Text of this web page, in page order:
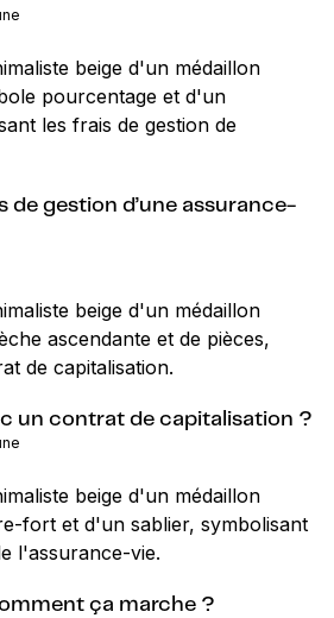
de gestion d’une assurance-
un contrat de capitalisation ?
ça marche ?